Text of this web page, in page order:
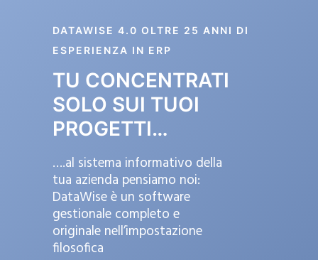
DATAWISE 4.0 OLTRE 25 ANNI DI
ESPERIENZA IN ERP
TU CONCENTRATI
SOLO SUI TUOI
PROGETTI…
….al sistema informativo della
tua azienda pensiamo noi:
DataWise è un software
gestionale completo e
originale nell’impostazione
filosofica